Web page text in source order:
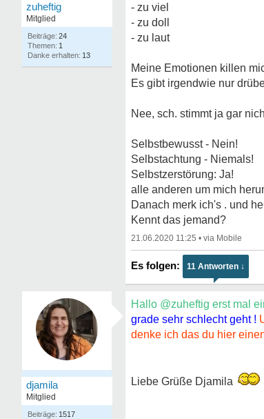
zuheftig
Mitglied
24
1
13
- zu viel
- zu doll
- zu laut
Meine Emotionen killen
Es gibt irgendwie nur
Nee, sch. stimmt ja gar
Selbstbewusst - Nein!
Selbstachtung - Niemals!
Selbstzerstörung: Ja!
alle anderen um mich
Danach merk ich's . und
Kennt das jemand?
21.06.2020 11:25 •
11 Antworten ↓
djamila
Mitglied
1517
Hallo @zuheftig erst mal
grade sehr schlecht geht !
denke ich das du hier
Liebe Grüße Djamila